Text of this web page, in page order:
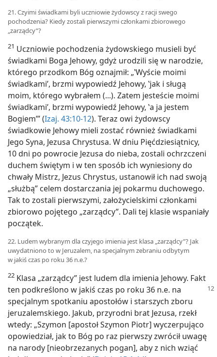
21. Czyimi świadkami byli uczniowie żydowscy z racji swego
pochodzenia? Kiedy zostali pierwszymi członkami zbiorowego
„zarządcy”?
21 Uczniowie pochodzenia żydowskiego musieli być
świadkami Boga Jehowy, gdyż urodzili się w narodzie,
którego przodkom Bóg oznajmił: „‛Wyście moimi
świadkami’, brzmi wypowiedź Jehowy, ‛jak i sługą
moim, którego wybrałem (...). Zatem jesteście moimi
świadkami’, brzmi wypowiedź Jehowy, ‛a ja jestem
Bogiem’” (Izaj. 43:10-12). Teraz owi żydowscy
świadkowie Jehowy mieli zostać również świadkami
Jego Syna, Jezusa Chrystusa. W dniu Pięćdziesiątnicy,
10 dni po powrocie Jezusa do nieba, zostali ochrzczeni
duchem świętym i w ten sposób ich wyniesiony do
chwały Mistrz, Jezus Chrystus, ustanowił ich nad swoją
„służbą” celem dostarczania jej pokarmu duchowego.
Tak to zostali pierwszymi, założycielskimi członkami
zbiorowo pojętego „zarządcy”. Dali tej klasie wspaniały
początek.
22. Ludem wybranym dla czyjego imienia jest klasa „zarządcy”? Jak
uwydatniono to w Jeruzalem, na specjalnym zebraniu odbytym
w jakiś czas po roku 36 n.e.?
22 Klasa „zarządcy” jest ludem dla imienia Jehowy. Fakt
ten podkreślono w jakiś czas po roku 36 n.e. na
specjalnym spotkaniu apostołów i starszych zboru
jeruzalemskiego. Jakub, przyrodni brat Jezusa, rzekł
wtedy: „Szymon [apostoł Szymon Piotr] wyczerpująco
opowiedział, jak to Bóg po raz pierwszy zwrócił uwagę
na narody [nieobrzezanych pogan], aby z nich wziąć